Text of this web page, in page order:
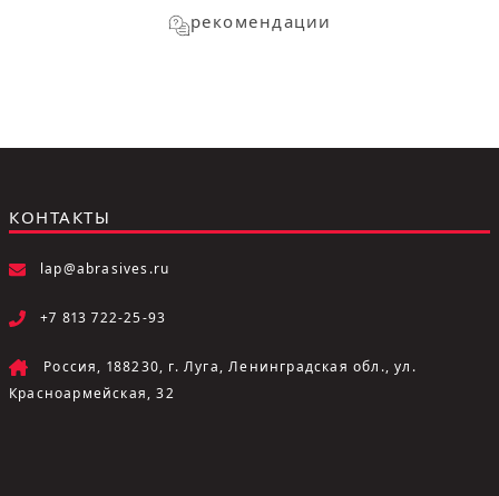
рекомендации
КОНТАКТЫ
lap@abrasives.ru
+7 813 722-25-93
Россия, 188230, г. Луга, Ленинградская обл., ул.
Красноармейская, 32